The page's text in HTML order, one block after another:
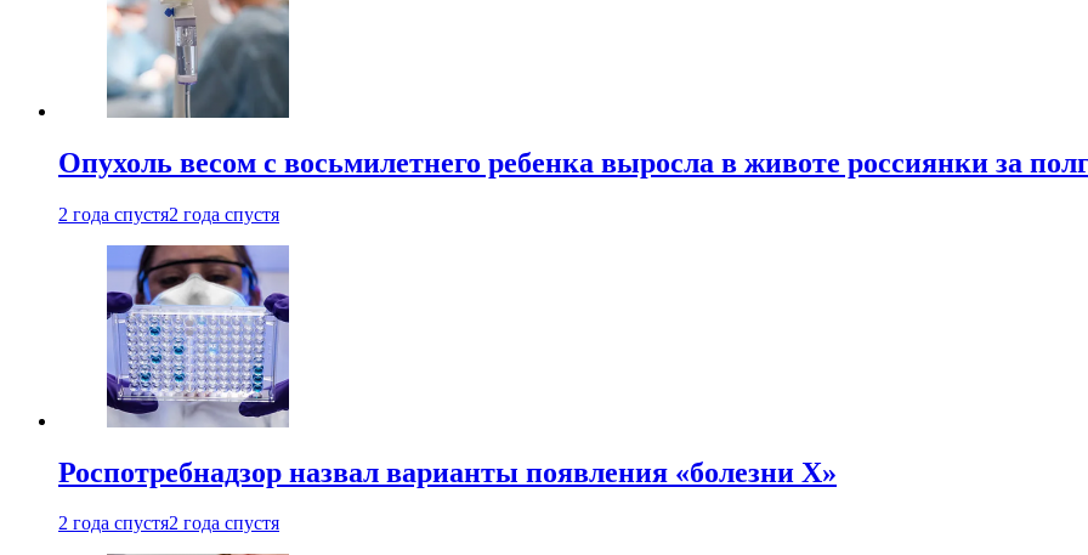
Опухоль весом с восьмилетнего ребенка выросла в животе россиянки за
2 года спустя2 года спустя
Роспотребнадзор назвал варианты появления «болезни Х»
2 года спустя2 года спустя